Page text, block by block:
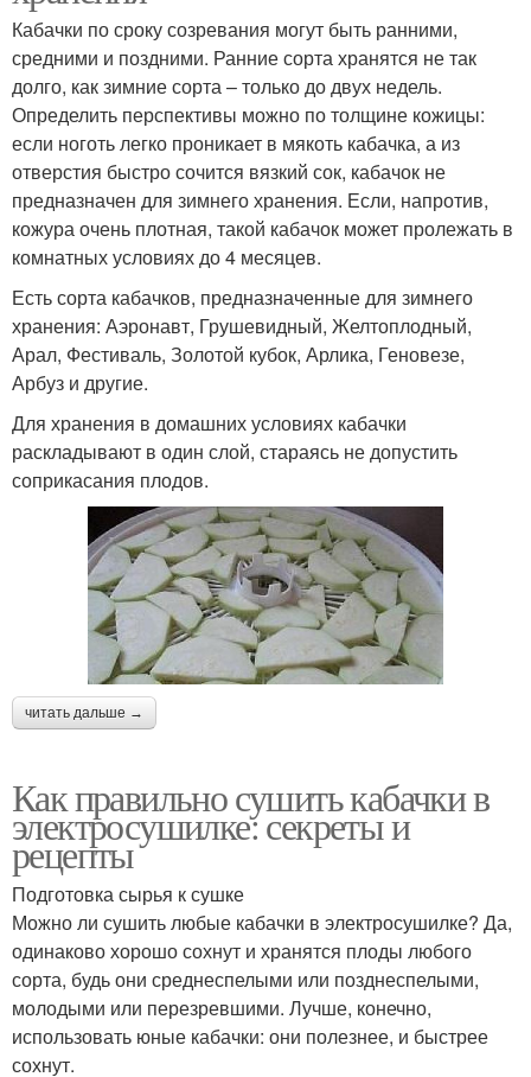
Кабачки по сроку созревания могут быть ранними,
средними и поздними. Ранние сорта хранятся не так
долго, как зимние сорта – только до двух недель.
Определить перспективы можно по толщине кожицы:
если ноготь легко проникает в мякоть кабачка, а из
отверстия быстро сочится вязкий сок, кабачок не
предназначен для зимнего хранения. Если, напротив,
кожура очень плотная, такой кабачок может пролежать в
комнатных условиях до 4 месяцев.
Есть сорта кабачков, предназначенные для зимнего
хранения: Аэронавт, Грушевидный, Желтоплодный,
Арал, Фестиваль, Золотой кубок, Арлика, Геновезе,
Арбуз и другие.
Для хранения в домашних условиях кабачки
раскладывают в один слой, стараясь не допустить
соприкасания плодов.
читать дальше →
Как правильно сушить кабачки в
электросушилке: секреты и
рецепты
Подготовка сырья к сушке
Можно ли сушить любые кабачки в электросушилке? Да,
одинаково хорошо сохнут и хранятся плоды любого
сорта, будь они среднеспелыми или позднеспелыми,
молодыми или перезревшими. Лучше, конечно,
использовать юные кабачки: они полезнее, и быстрее
сохнут.